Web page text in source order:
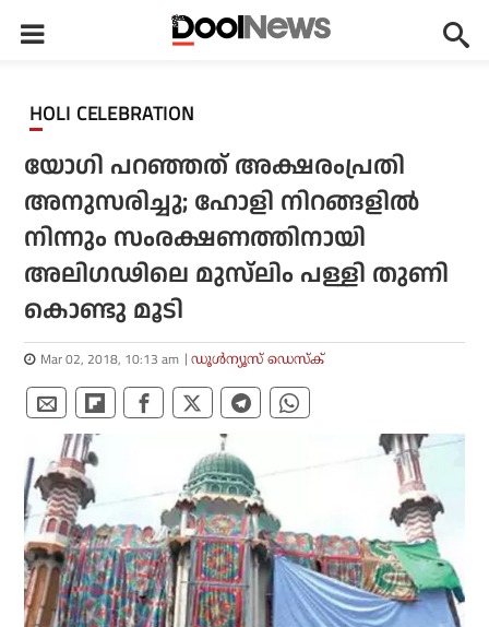
HOLI CELEBRATION
യോഗി പറഞ്ഞത് അക്ഷരംപ്രതി
അനുസരിച്ചു; ഹോളി നിറങ്ങളില്‍
നിന്നും സംരക്ഷണത്തിനായി
അലിഗഢിലെ മുസ്‌ലിം പള്ളി തുണി
കൊണ്ടു മൂടി
Mar 02, 2018, 10:13 am ഡൂള്‍ന്യൂസ് ഡെസ്‌ക്